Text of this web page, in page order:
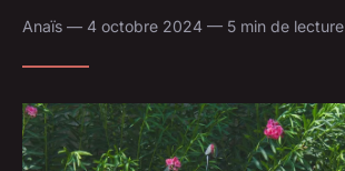
Anaïs — 4 octobre 2024 — 5 min de lecture